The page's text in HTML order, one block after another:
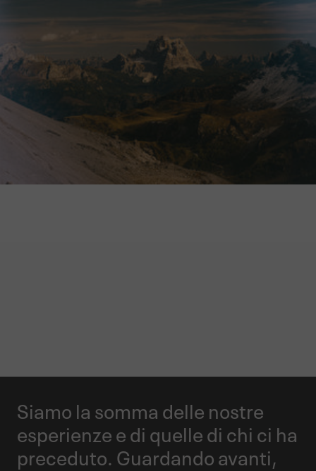
Siamo la somma delle nostre
esperienze e di quelle di chi ci ha
preceduto. Guardando avanti,